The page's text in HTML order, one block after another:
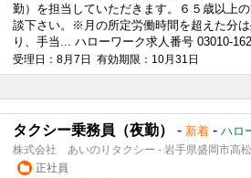
勤）を担当していただきます。６５歳以上
談下さい。※月の所定労働時間を超えた分
り、手当... ハローワーク求人番号 03010-
受理日：8月7日 有効期限：10月31日
タクシー乗務員（夜勤） - 新着 - ハロ
株式会社 あいのりタクシー - 岩手県盛岡市高
正社員